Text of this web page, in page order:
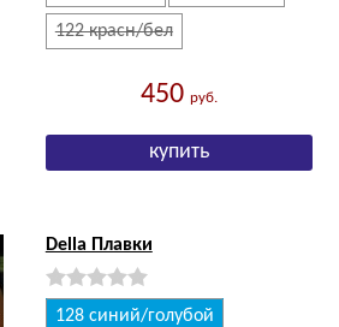
122 красн/бел
450 руб.
Della Плавки
128 синий/голубой